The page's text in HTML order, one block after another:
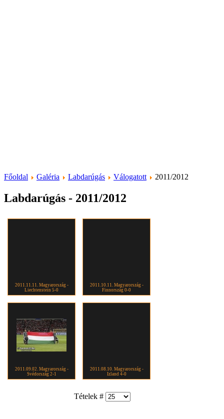
Főoldal Galéria Labdarúgás Válogatott 2011/2012
Labdarúgás - 2011/2012
2011.11.11. Magyarország -
Liechtenstein 5-0
2011.10.11. Magyarország -
Finnország 0-0
2011.09.02. Magyarország -
Svédország 2-1
2011.08.10. Magyarország -
Izland 4-0
Tételek #